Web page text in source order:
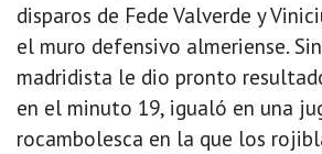
disparos de Fede Valverde y
el muro defensivo almeriense.
madridista le dio pronto
en el minuto 19, igualó en una
rocambolesca en la que los